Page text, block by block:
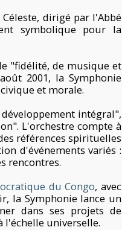
dirigé par l'Abbé
symbolique pour la
"fidélité, de musique et
2001, la Symphonie
et morale.
intégral",
L'orchestre compte à
références spirituelles
d'événements variés :
rencontres.
du Congo, avec
la Symphonie lance un
dans ses projets de
l'échelle universelle.